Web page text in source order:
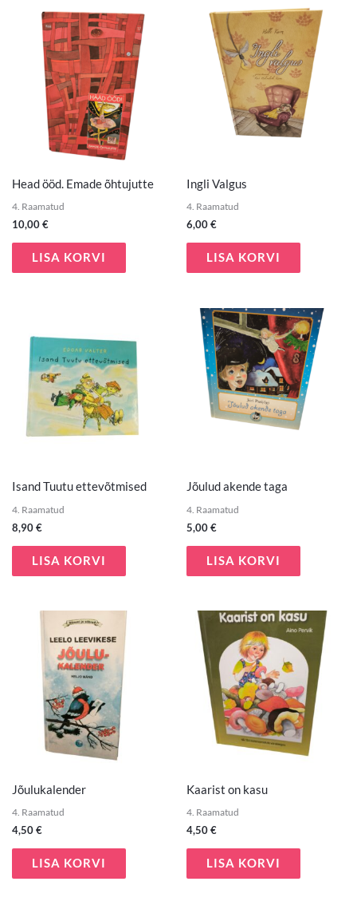
Head ööd. Emade õhtujutte
4. Raamatud
10,00€
LISA KORVI
Ingli Valgus
4. Raamatud
6,00€
LISA KORVI
Isand Tuutu ettevõtmised
4. Raamatud
8,90€
LISA KORVI
Jõulud akende taga
4. Raamatud
5,00€
LISA KORVI
Jõulukalender
4. Raamatud
4,50€
LISA KORVI
Kaarist on kasu
4. Raamatud
4,50€
LISA KORVI